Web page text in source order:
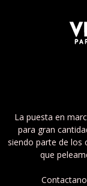
La puesta en
para gran
siendo parte de los
que